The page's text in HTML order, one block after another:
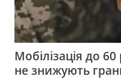
Мобілізація до 60
не знижують